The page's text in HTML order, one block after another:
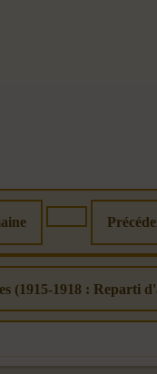
(1915-1918 : Reparti